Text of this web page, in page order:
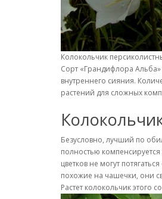
Колокольчик
Сорт «Грандифлора Альба»
внутреннего сияния.
растений для сложных
Безусловно, лучший по
полностью
цветков не могут
похожие на чашечки, они
Растет колокольчик этого